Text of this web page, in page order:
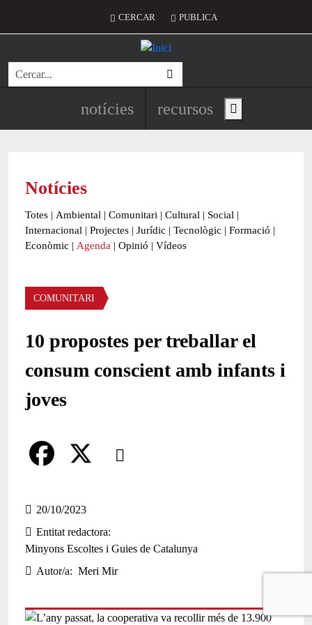
Menú del compte d'usuari
CERCAR PUBLICA
Cerca
Navegació principal de
notícies recursos Show main menu
Notícies
Totes | Ambiental | Comunitari | Cultural | Social |
Internacional | Projectes | Jurídic | Tecnològic | Formació |
Econòmic | Agenda | Opinió | Vídeos
Àmbit de la notícia
COMUNITARI
10 propostes per treballar el
consum conscient amb infants i
joves
Comparteix
a
c
o
20/10/2023
Entitat redactora
Minyons Escoltes i Guies de Catalunya
Autor/a
Meri Mir